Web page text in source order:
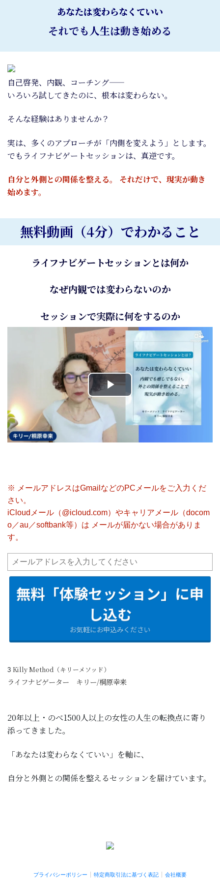
あなたは変わらなくていい
それでも人生は動き始める
自己啓発、内観、コーチング——
いろいろ試してきたのに、根本は変わらない。
そんな経験はありませんか？
実は、多くのアプローチが「内側を変えよう」とします。
でもライフナビゲートセッションは、真逆です。
自分と外側との関係を整える。 それだけで、現実が動き
始めます。
無料動画（4分）でわかること
ライフナビゲートセッションとは何か
なぜ内観では変わらないのか
セッションで実際に何をするのか
Play
Video
※ メールアドレスはGmailなどのPCメールをご入力くだ
さい。
iCloudメール（@icloud.com）やキャリアメール（docom
o／au／softbank等）は メールが届かない場合がありま
す。
無料「体験セッション」に申
し込む
お気軽にお申込みください
3 Killy Method（キリーメソッド）
ライフナビゲーター キリー/桐原幸来
20年以上・のべ1500人以上の女性の人生の転換点に寄り
添ってきました。
「あなたは変わらなくていい」を軸に、
自分と外側との関係を整えるセッションを届けています。
プライバシーポリシー 特定商取引法に基づく表記
会社概要